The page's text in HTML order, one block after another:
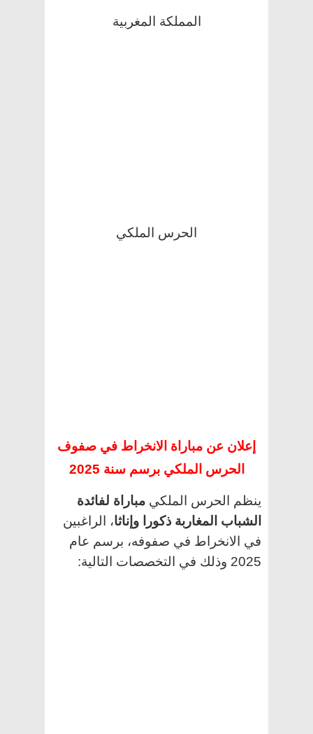
المملكة المغربية
الحرس الملكي
إعلان عن مباراة الانخراط في صفوف
الحرس الملكيبرسم سنة 2025
ينظم الحرس الملكي مباراة لفائدة
الشباب المغاربة ذكورا وإناثا، الراغبين
في الانخراط في صفوفه، برسم عام
2025 وذلك في التخصصات التالية: